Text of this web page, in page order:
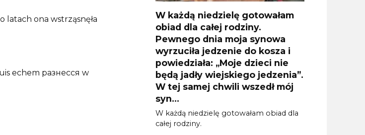
latach ona wstrząsnęła
echem разнесся w
W każdą niedzielę gotowałam
obiad dla całej rodziny.
Pewnego dnia moja synowa
wyrzuciła jedzenie do kosza i
powiedziała: „Moje dzieci nie
będą jadły wiejskiego jedzenia”.
W tej samej chwili wszedł mój
syn…
W każdą niedzielę gotowałam obiad dla
całej rodziny.